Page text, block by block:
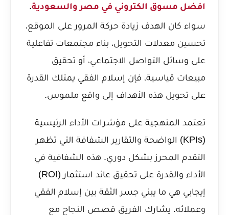
افضل مسوق الكتروني في مصر والسعودية.
سواء كان الهدف زيادة حركة المرور على الموقع،
تحسين معدلات التحويل، بناء مجتمعات تفاعلية
على وسائل التواصل الاجتماعي، أو تحقيق
مبيعات قياسية، فإن إسلام الفقي يمتلك القدرة
على تحويل هذه الأهداف إلى واقع ملموس.
تعتمد المنهجية على مؤشرات الأداء الرئيسية
(KPIs) الواضحة والتقارير الشفافة التي تظهر
التقدم المحرز بشكل دوري. هذه الشفافية في
الأداء والقدرة على تحقيق عائد استثمار (ROI)
إيجابي هي ما يبني جسر الثقة بين إسلام الفقي
وعملائه. يشارك الفريق قصص النجاح مع